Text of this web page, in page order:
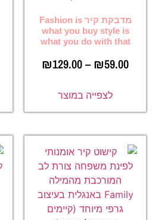
מדבקת קיר Fashion is
what you buy style is
what you do with that
₪59.00
–
₪129.00
לצפייה במוצר